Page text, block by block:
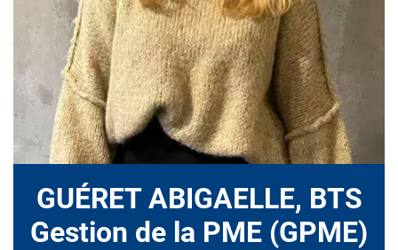
GUÉRET ABIGAELLE, BTS
Gestion de la PME (GPME)